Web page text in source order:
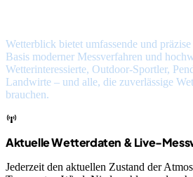
Wetterblick bietet umfassende und
Basis moderner Messverfahren und
Wetterinteressierte, Outdoor-Sportler,
Landwirte – und alle, die zuverlässige
brauchen.
Aktuelle Wetterdaten & Live-
Jederzeit den aktuellen Zustand der